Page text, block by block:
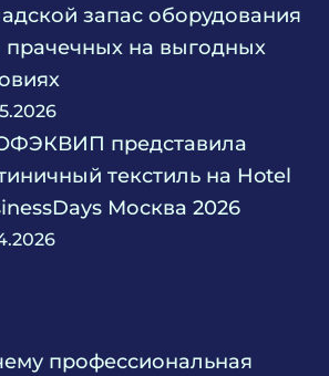
запас оборудования
прачечных на выгодных
представила
текстиль на Hotel
Москва 2026
профессиональная